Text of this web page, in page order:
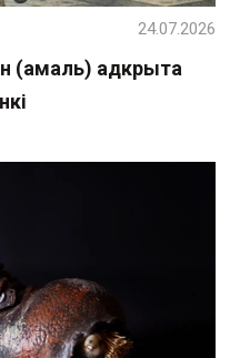
(амаль) адкрыта
24.07.2026